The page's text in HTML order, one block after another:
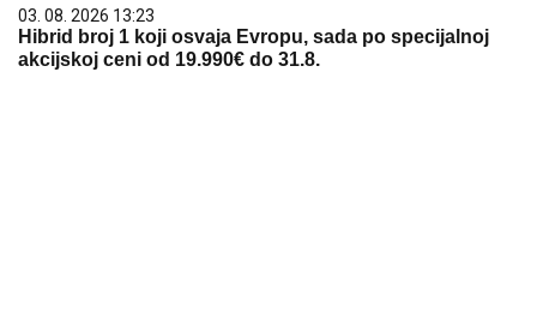
03. 08. 2026 13:23
Hibrid broj 1 koji osvaja Evropu, sada po specijalnoj
akcijskoj ceni od 19.990€ do 31.8.